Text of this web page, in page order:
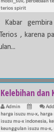
mobil_suv, perbedaan
terios spirit
, karena
Kelebihan dan
Admin
harga isuzu mu-x, harga
isuzu mu-x indonesia,
keunggulan isuzu mu-x,